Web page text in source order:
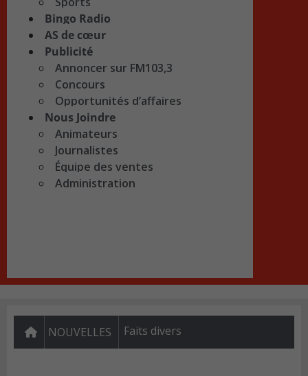
Bingo Radio
AS de cœur
Publicité
Annoncer sur FM103,3
Concours
Opportunités d’affaires
Nous Joindre
Animateurs
Journalistes
Équipe des ventes
Administration
NOUVELLES Faits divers